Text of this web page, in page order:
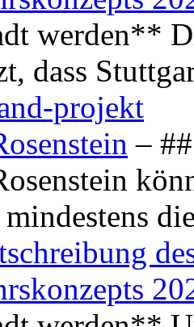
werden**
dass
projekt
–
mindestens